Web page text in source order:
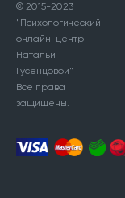
© 2015-2023
"Психологический
онлайн-центр
Натальи
Гусенцовой"
Все права
защищены.